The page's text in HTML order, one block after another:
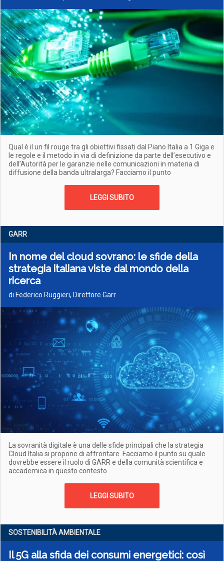
Qual è il un fil rouge tra gli obiettivi fissati dal Piano Italia a 1 Giga e
le regole e il metodo in via di definizione da parte dell’esecutivo e
dell’Autorità per le garanzie nelle comunicazioni in materia di
diffusione della banda ultralarga? Facciamo il punto
LEGGI SUBITO
GARR
In nome del cloud sovrano: le sfide della
strategia italiana viste dal mondo della
ricerca
di Federico Ruggieri, Direttore Garr
La sovranità digitale è una delle sfide principali che la strategia
Cloud Italia si propone di affrontare. Facciamo il punto su quale
dovrebbe essere il ruolo di GARR e della comunità scientifica e
accademica in questo contesto
LEGGI SUBITO
SOSTENIBILITÀ AMBIENTALE
Il 5G alla sfida dei consumi energetici: così